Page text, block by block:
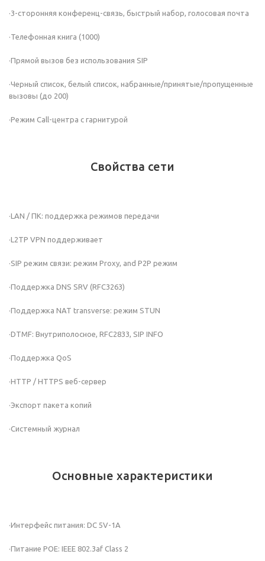
·3-сторонняя конференц-связь, быстрый набор, голосовая почта
·Телефонная книга (1000)
·Прямой вызов без использования SIP
·Черный список, белый список, набранные/принятые/пропущенные
вызовы (до 200)
·Режим Call-центра с гарнитурой
Свойства сети
·LAN / ПК: поддержка режимов передачи
·L2TP VPN поддерживает
·SIP режим связи: режим Proxy, and P2P режим
·Поддержка DNS SRV (RFC3263)
·Поддержка NAT transverse: режим STUN
·DTMF: Внутриполосное, RFC2833, SIP INFO
·Поддержка QoS
·HTTP / HTTPS веб-сервер
·Экспорт пакета копий
·Системный журнал
Основные характеристики
·Интерфейс питания: DC 5V-1A
·Питание POE: IEEE 802.3af Class 2